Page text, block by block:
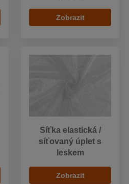
Zobrazit
Síťka elastická /
síťovaný úplet s
leskem
Zobrazit